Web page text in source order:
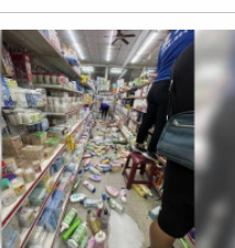
視為台灣進入強烈地震的
上強震的周期約30年，上
逐漸接近再現的周期；第二
感地震的次數異常偏低，板
的風險正快速上升。他表示
偏低或偏高，或是地下水位
是區域的警訊。台灣地震科
地震觀測史看來，人類進
測資料仍相當不足，是否已經